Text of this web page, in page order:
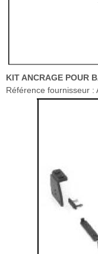
KIT ANCRAGE POUR
Référence fournisseur :